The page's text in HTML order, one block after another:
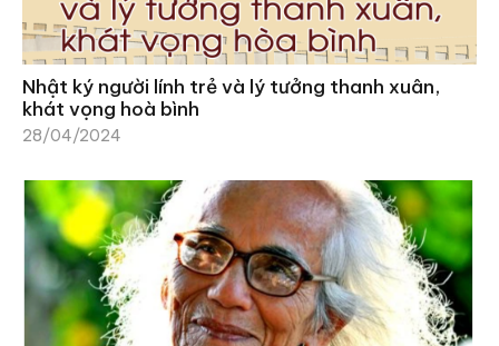
Nhật ký người lính trẻ và lý tưởng thanh xuân,
khát vọng hoà bình
28/04/2024